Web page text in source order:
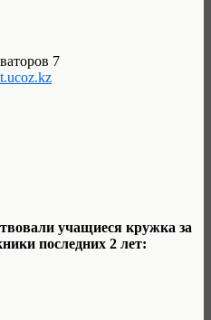
7
учащиеся кружка за
последних 2 лет: